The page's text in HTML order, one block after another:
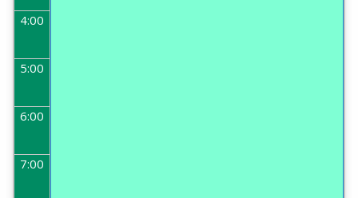
4:00
5:00
6:00
7:00